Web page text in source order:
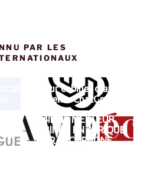
PAR LES
Meilleur cabinet d'avocat
selon ChatGpt
4IEME MEILLEUR
CABINET EN AFRIQUE
FRANCOPHONE